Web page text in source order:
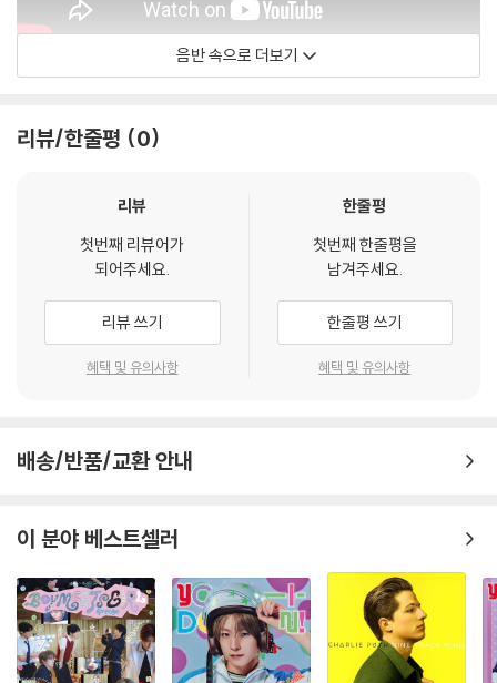
음반 속으로 더보기
리뷰/한줄평 0
리뷰
첫번째 리뷰어가
되어주세요.
리뷰 쓰기
혜택 및 유의사항
한줄평
첫번째 한줄평을
남겨주세요.
한줄평 쓰기
혜택 및 유의사항
배송/반품/교환 안내
이 분야 베스트셀러